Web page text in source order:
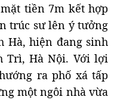
tiền 7m kết hợp
trúc sư lên ý tưởng
Hà, hiện đang sinh
Trì, Hà Nội. Với lợi
ra phố xá tấp
một ngôi nhà vừa